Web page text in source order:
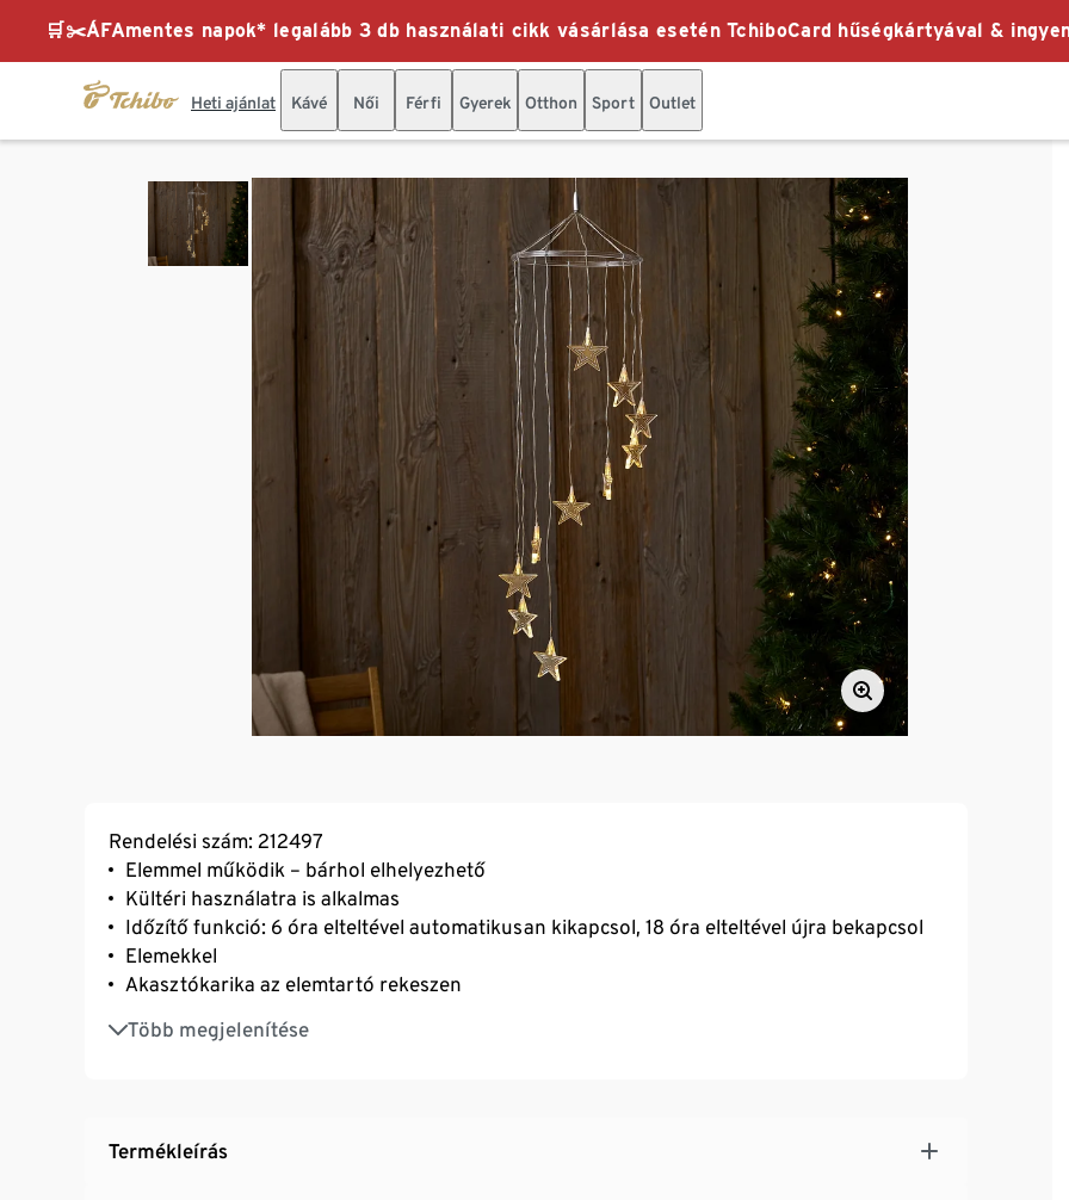
🛒✂️ÁFAmentes napok* legalább 3 db használati cikk vásárlása esetén TchiboCard hűségkártyával &
Heti ajánlat Kávé Női Férfi Gyerek Otthon Sport Outlet
Rendelési szám: 212497
Elemmel működik – bárhol elhelyezhető
Kültéri használatra is alkalmas
Időzítő funkció: 6 óra elteltével automatikusan kikapcsol, 18 óra elteltével újra bekapcsol
Elemekkel
Akasztókarika az elemtartó rekeszen
Több megjelenítése
Beépített LED - melegfehér fény
Helytakarékosan tárolható
Termékleírás